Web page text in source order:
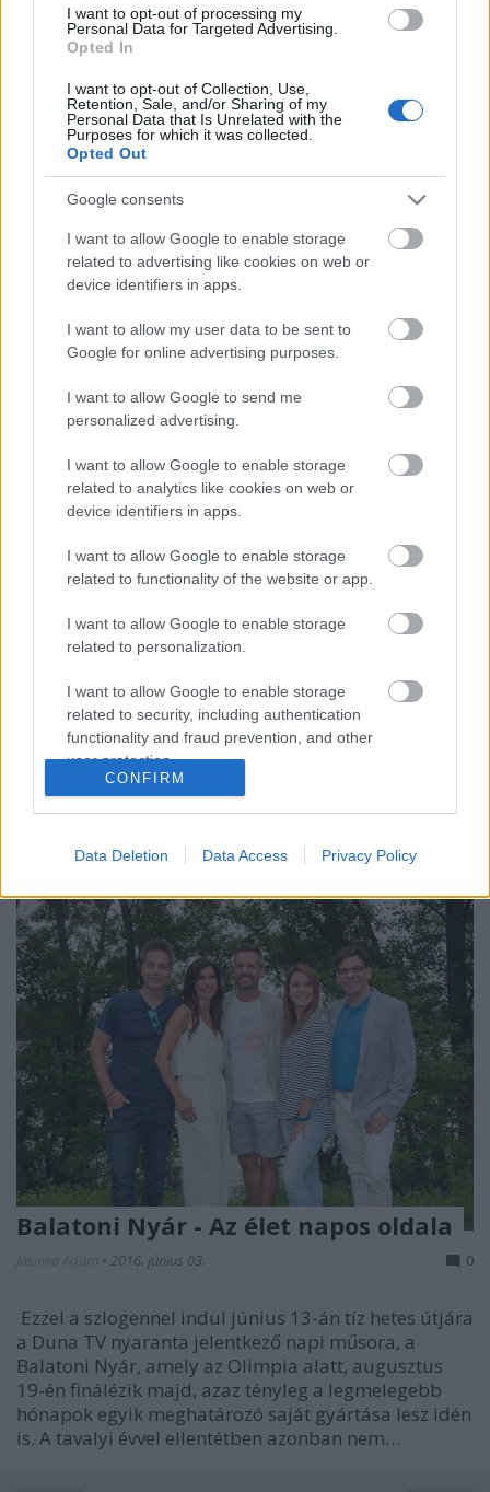
I want to opt-out of processing my
Personal Data for Targeted Advertising.
Opted In
I want to opt-out of Collection, Use,
Retention, Sale, and/or Sharing of my
Personal Data that Is Unrelated with the
Purposes for which it was collected.
Opted Out
Google consents
I want to allow Google to enable storage
related to advertising like cookies on web or
device identifiers in apps.
I want to allow my user data to be sent to
Google for online advertising purposes.
I want to allow Google to send me
personalized advertising.
I want to allow Google to enable storage
related to analytics like cookies on web or
device identifiers in apps.
I want to allow Google to enable storage
related to functionality of the website or app.
I want to allow Google to enable storage
related to personalization.
I want to allow Google to enable storage
related to security, including authentication
functionality and fraud prevention, and other
user protection.
CONFIRM
Data Deletion Data Access Privacy Policy
és több kábeladó is rengeteg premierrel, hazai és
külföldi újdonságokkal készül a reklámozóknak
fogható közmédia azonban egyelőre nem nagyon
fedte még fel a lapjait és a most megismertek
alapján az eddig…
Eurovíziós Dalfesztivál
Jasinka Ádám• 2017. március 08.
Azzal, hogy Gundel Takács Gábor nemrégiben
felmondott az MTVA-nál nem csak a Maradj talpon!
műsorvezetői pozíciója, de bizony az Eurovíziós
Dalfesztivál közvetítői széke is megüresedett. A múlt
héten bejelentették, hogy a Dunán naponta
jelentkező vetélkedőt március 13-tól Héder Barna
Balatoni Nyár - Az élet napos oldala
• 2016. június 03. 0
Ezzel a szlogennel indul június 13-án tíz hetes útjára
a Duna TV nyaranta jelentkező napi műsora, a
Balatoni Nyár, amely az Olimpia alatt, augusztus
19-én finálézik majd, azaz tényleg a legmelegebb
hónapok egyik meghatározó saját gyártása lesz idén
is. A tavalyi évvel ellentétben azonban nem…